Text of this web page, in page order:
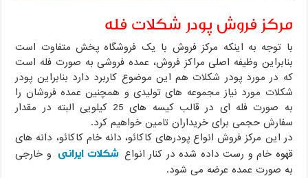
مرکز فروش پودر شکلات فله
با توجه به اینکه مرکز فروش با یک فروشگاه پخش متفاوت است
بنابراین وظیفه اصلی مراکز فروش، عمده فروشی به صورت فله است
که در مورد پودر شکلات هم این موضوع کاربرد دارد بنابراین پودر
شکلات مورد نیاز مجموعه های تولیدی و همچنین عمده فروشان را
به صورت فله ای در قالب کیسه های 25 کیلویی البته در مقدار
سفارش حجمی برای خریداران تامین خواهیم کرد.
در این مرکز فروش انواع پودرهای کاکائو، دانه خام کاکائو، دانه های
قهوه خام و رست داده شده در کنار انواع شکلات ایرانی و خارجی
به صورت عمده عرضه می شود.